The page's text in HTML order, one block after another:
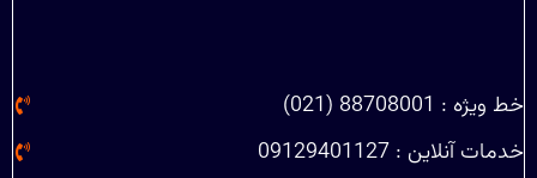
خط ویژه : 88708001 (021)
خدمات آنلاین : 09129401127